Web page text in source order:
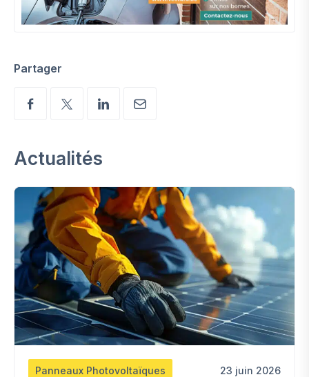
Partager
Actualités
Panneaux Photovoltaïques 23 juin 2026